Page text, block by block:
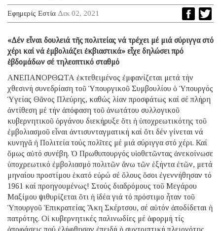
Εφημερίς Εστία Δεκ 02, 2021
«Δέν εἶναι δουλειά τῆς πολιτείας νά τρέχει μέ μιά σύριγγα στό
χέρι καί νά ἐμβολιάζει ἐκβιαστικά» εἶχε δηλώσει πρό
ἑβδομάδων σέ τηλεοπτικό σταθμό
AΝΕΠΑΝΟΡΘΩΤΑ ἐκτεθειμένος ἐμφανίζεται μετά τήν
χθεσινή συνεδρίαση τοῦ Ὑπουργικοῦ Συμβουλίου ὁ Ὑπουργός
Ὑγείας Θᾶνος Πλεύρης, καθώς λίαν προσφάτως καί σέ πλήρη
ἀντίθεση μέ τήν ἀπόφαση τοῦ ἀνωτάτου συλλογικοῦ
κυβερνητικοῦ ὀργάνου διεκήρυξε ὅτι ἡ ὑποχρεωτικότης τοῦ
ἐμβολιασμοῦ εἶναι ἀντισυνταγματική καί ὅτι δέν γίνεται νά
κυνηγᾶ ἡ Πολιτεία τούς πολῖτες μέ μιά σύριγγα στό χέρι. Καί
ὅμως αὐτό συνέβη. Ὁ Πρωθυπουργός υἱοθετῶντας ἀνεκοίνωσε
ὑποχρεωτικό ἐμβολιασμό πολιτῶν ἄνω τῶν ἑξήντα ἐτῶν, μετά
μηναίου προστίμου ἑκατό εὐρώ σέ ὅλους ὅσοι ἐγεννήθησαν τό
1961 καί προηγουμένως! Στούς διαδρόμους τοῦ Μεγάρου
Μαξίμου ψιθυρίζεται ὅτι ἡ ἰδέα γιά τό πρόστιμο ἦταν τοῦ
Ὑπουργοῦ Ἐπικρατείας Ἄκη Σκέρτσου, σέ αὐτόν ἀποδίδεται ἡ
πατρότης. Οἱ κυβερνητικές παλινωδίες μέ ἀφορμή τίς
ἀποφάσεις πού ἐλήφθησαν ἐπειδή ἡ συντριπτική πλειονότης